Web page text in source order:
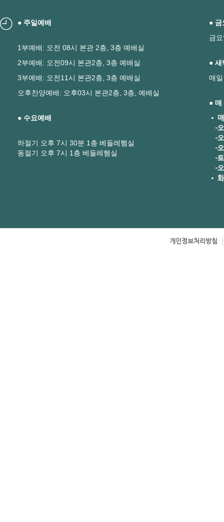
● 주일예배
1부예배: 오전 08시 본관 2층, 3층 예배실
2부예배: 오전09시 본관2층, 3층 예배실
3부예배: 오전11시 본관2층, 3층 예배실
오후찬양예배: 오후03시 본관2층, 3층, 예배실
● 수요예배
하절기 오후 7시 30분 1층 베들레헴실
동절기 오후 7시 1층 베들레헴실
● 금
금
● 새
매
● 매
•
-오
-오
-오
-토
-오
•
개인정보처리방침